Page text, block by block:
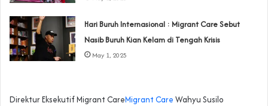
Hari Buruh Internasional : Migrant Care Sebut
Nasib Buruh Kian Kelam di Tengah Krisis
May 1, 2025
Direktur Eksekutif Migrant CareMigrant Care Wahyu Susilo